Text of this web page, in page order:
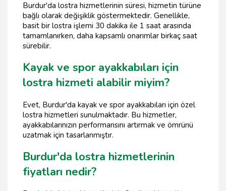
Burdur'da lostra hizmetlerinin süresi, hizmetin türüne
bağlı olarak değişiklik göstermektedir. Genellikle,
basit bir lostra işlemi 30 dakika ile 1 saat arasında
tamamlanırken, daha kapsamlı onarımlar birkaç saat
sürebilir.
Kayak ve spor ayakkabıları için
lostra hizmeti alabilir miyim?
Evet, Burdur'da kayak ve spor ayakkabıları için özel
lostra hizmetleri sunulmaktadır. Bu hizmetler,
ayakkabılarınızın performansını artırmak ve ömrünü
uzatmak için tasarlanmıştır.
Burdur'da lostra hizmetlerinin
fiyatları nedir?